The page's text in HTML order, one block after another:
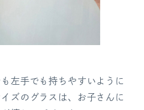
左手でも持ちやすいように
ズのグラスは、お子さんに